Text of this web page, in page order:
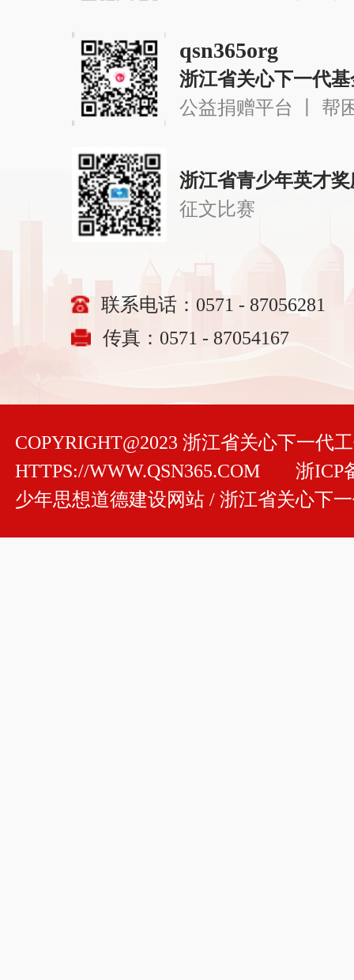
qsn365org
浙江省关心下一代
公益捐赠平台 丨 帮
浙江省青少年英才
征文比赛
联系电话：0571 - 87056281
传真：0571 - 87054167
COPYRIGHT@2023 浙江省关心下一代
HTTPS://WWW.QSN365.COM
浙ICP
少年思想道德建设网站 / 浙江省关心下